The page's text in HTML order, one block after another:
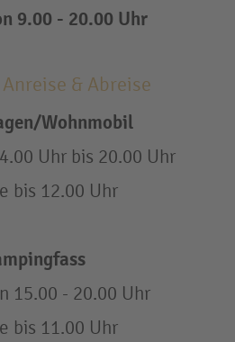
9.00 - 20.00 Uhr
& Abreise
Wohnmobil
Uhr bis 20.00 Uhr
bis 12.00 Uhr
15.00 - 20.00 Uhr
bis 11.00 Uhr